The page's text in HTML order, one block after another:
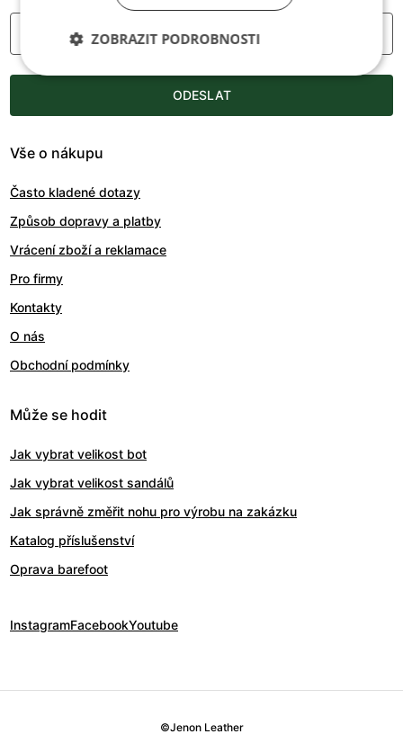
Váš e-mail
ODESLAT
Vše o nákupu
Často kladené dotazy
Způsob dopravy a platby
Vrácení zboží a reklamace
Pro firmy
Kontakty
O nás
Obchodní podmínky
Může se hodit
Jak vybrat velikost bot
Jak vybrat velikost sandálů
Jak správně změřit nohu pro výrobu na zakázku
Katalog příslušenství
Oprava barefoot
InstagramFacebookYoutube
©Jenon Leather
ZOBRAZIT PODROBNOSTI